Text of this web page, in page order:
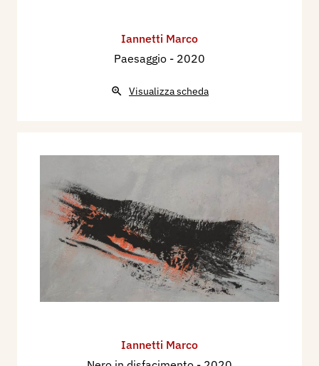
Iannetti Marco
Paesaggio - 2020
Visualizza scheda
Iannetti Marco